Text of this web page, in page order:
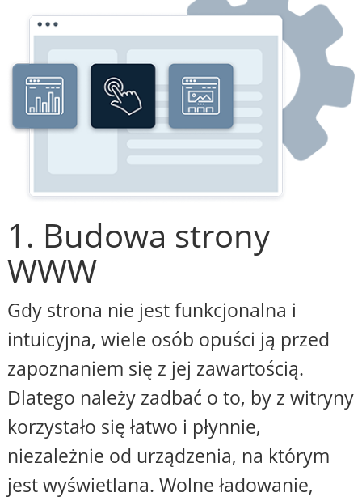
1. Budowa strony
WWW
Gdy strona nie jest funkcjonalna i
intuicyjna, wiele osób opuści ją przed
zapoznaniem się z jej zawartością.
Dlatego należy zadbać o to, by z witryny
korzystało się łatwo i płynnie,
niezależnie od urządzenia, na którym
jest wyświetlana. Wolne ładowanie,